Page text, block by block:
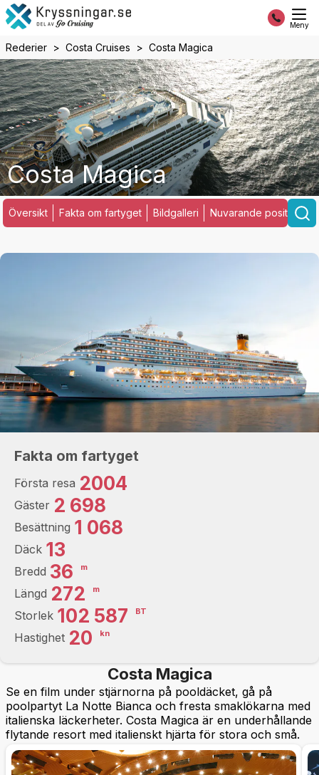
Meny
Rederier Costa Cruises Costa Magica
Costa Magica
Översikt Fakta om fartyget Bildgalleri Nuvarande position
Fakta om fartyget
Första resa 2004
Gäster 2 698
Besättning 1 068
Däck 13
Bredd 36 m
Längd 272 m
Storlek 102 587 BT
Hastighet 20 kn
Costa Magica
Se en film under stjärnorna på pooldäcket, gå på
poolpartyt La Notte Bianca och fresta smaklökarna med
italienska läckerheter. Costa Magica är en underhållande
flytande resort med italienskt hjärta för stora och små.